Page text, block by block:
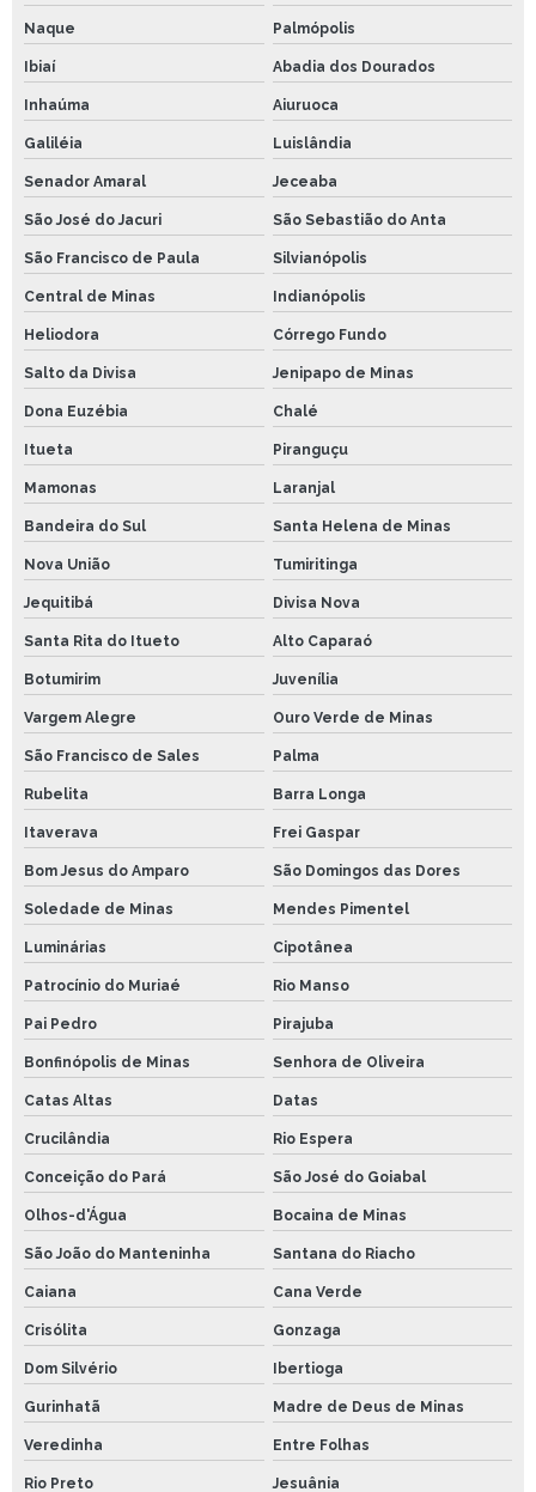
Naque Palmópolis
Ibiaí Abadia dos Dourados
Inhaúma Aiuruoca
Galiléia Luislândia
Senador Amaral Jeceaba
São José do Jacuri São Sebastião do Anta
São Francisco de Paula Silvianópolis
Central de Minas Indianópolis
Heliodora Córrego Fundo
Salto da Divisa Jenipapo de Minas
Dona Euzébia Chalé
Itueta Piranguçu
Mamonas Laranjal
Bandeira do Sul Santa Helena de Minas
Nova União Tumiritinga
Jequitibá Divisa Nova
Santa Rita do Itueto Alto Caparaó
Botumirim Juvenília
Vargem Alegre Ouro Verde de Minas
São Francisco de Sales Palma
Rubelita Barra Longa
Itaverava Frei Gaspar
Bom Jesus do Amparo São Domingos das Dores
Soledade de Minas Mendes Pimentel
Luminárias Cipotânea
Patrocínio do Muriaé Rio Manso
Pai Pedro Pirajuba
Bonfinópolis de Minas Senhora de Oliveira
Catas Altas Datas
Crucilândia Rio Espera
Conceição do Pará São José do Goiabal
Olhos-d'Água Bocaina de Minas
São João do Manteninha Santana do Riacho
Caiana Cana Verde
Crisólita Gonzaga
Dom Silvério Ibertioga
Gurinhatã Madre de Deus de Minas
Veredinha Entre Folhas
Rio Preto Jesuânia